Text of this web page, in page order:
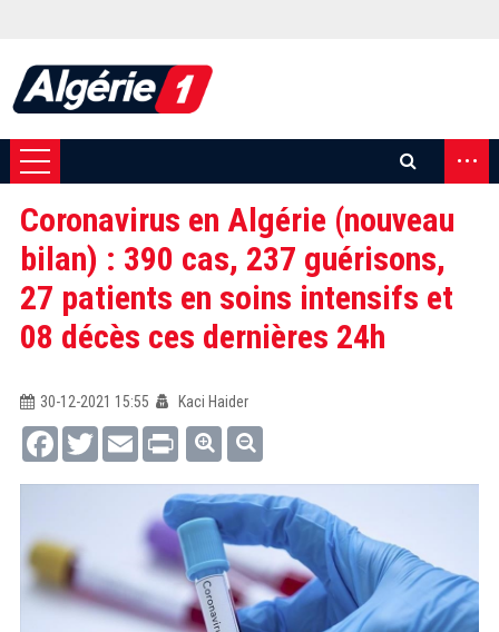
...
Coronavirus en Algérie (nouveau
bilan) : 390 cas, 237 guérisons,
27 patients en soins intensifs et
08 décès ces dernières 24h
30-12-2021 15:55
Kaci Haider
FacebookTwitterEmail Print